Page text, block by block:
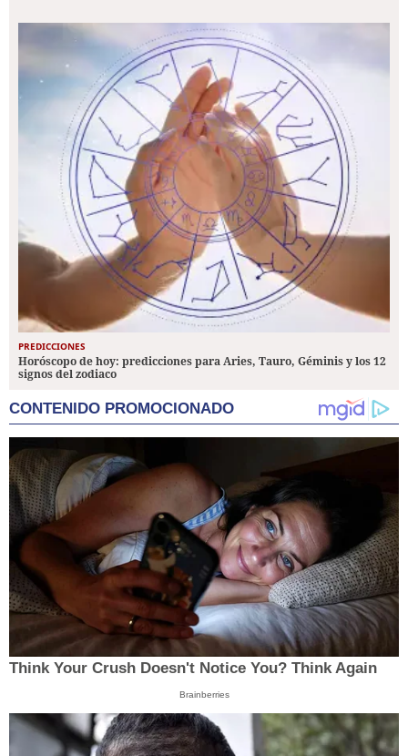
PREDICCIONES
Horóscopo de hoy: predicciones para Aries, Tauro, Géminis y los 12
signos del zodiaco
CONTENIDO PROMOCIONADO
Think Your Crush Doesn't Notice You? Think Again
Brainberries